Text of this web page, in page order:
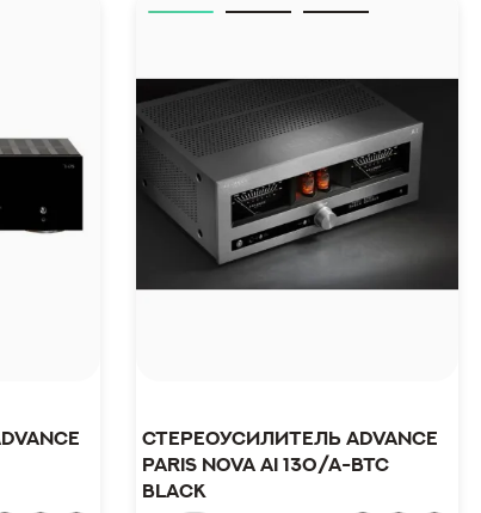
Стереоусилитель Advance
Paris Nova Ai 130/A-BTC
Black